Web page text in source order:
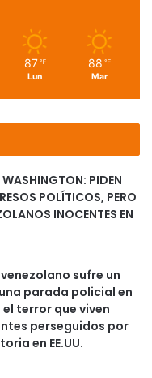
87 ℉
Lun
88 ℉
Mar
WASHINGTON: PIDEN
POLÍTICOS, PERO
INOCENTES EN
sufre un
parada policial en
terror que viven
perseguidos por
en EE.UU.